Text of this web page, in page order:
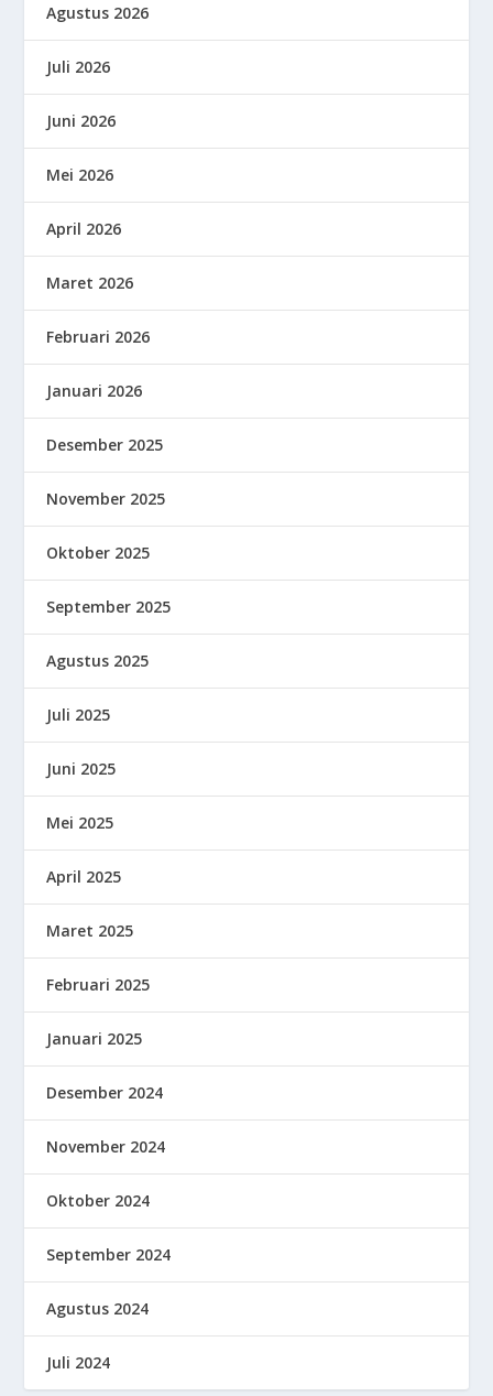
Agustus 2026
Juli 2026
Juni 2026
Mei 2026
April 2026
Maret 2026
Februari 2026
Januari 2026
Desember 2025
November 2025
Oktober 2025
September 2025
Agustus 2025
Juli 2025
Juni 2025
Mei 2025
April 2025
Maret 2025
Februari 2025
Januari 2025
Desember 2024
November 2024
Oktober 2024
September 2024
Agustus 2024
Juli 2024